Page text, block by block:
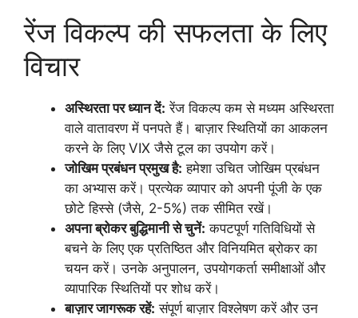
रेंज विकल्प की सफलता के लिए
विचार
अस्थिरता पर ध्यान दें: रेंज विकल्प कम से मध्यम अस्थिरता
वाले वातावरण में पनपते हैं। बाज़ार स्थितियों का आकलन
करने के लिए VIX जैसे टूल का उपयोग करें।
जोखिम प्रबंधन प्रमुख है: हमेशा उचित जोखिम प्रबंधन
का अभ्यास करें। प्रत्येक व्यापार को अपनी पूंजी के एक
छोटे हिस्से (जैसे, 2-5%) तक सीमित रखें।
अपना ब्रोकर बुद्धिमानी से चुनें: कपटपूर्ण गतिविधियों से
बचने के लिए एक प्रतिष्ठित और विनियमित ब्रोकर का
चयन करें। उनके अनुपालन, उपयोगकर्ता समीक्षाओं और
व्यापारिक स्थितियों पर शोध करें।
बाज़ार जागरूक रहें: संपूर्ण बाज़ार विश्लेषण करें और उन